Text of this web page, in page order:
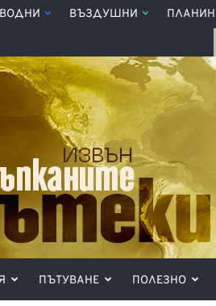
ВОДНИ ВЪЗДУШНИ
ПЪТУВАНЕ ПОЛЕЗНО